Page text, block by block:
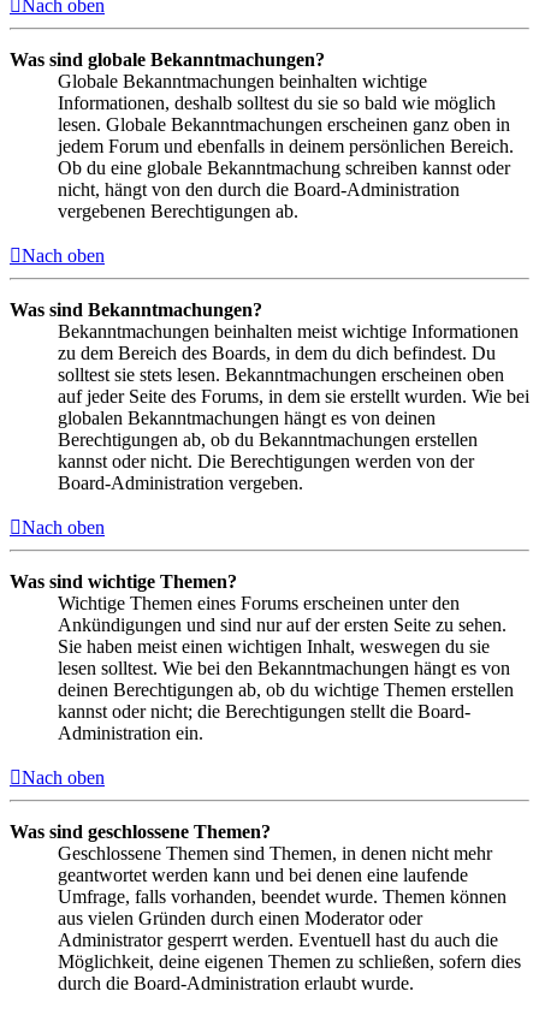
Nach oben
Was sind globale Bekanntmachungen?
Globale Bekanntmachungen beinhalten wichtige
Informationen, deshalb solltest du sie so bald wie möglich
lesen. Globale Bekanntmachungen erscheinen ganz oben in
jedem Forum und ebenfalls in deinem persönlichen Bereich.
Ob du eine globale Bekanntmachung schreiben kannst oder
nicht, hängt von den durch die Board-Administration
vergebenen Berechtigungen ab.
Nach oben
Was sind Bekanntmachungen?
Bekanntmachungen beinhalten meist wichtige Informationen
zu dem Bereich des Boards, in dem du dich befindest. Du
solltest sie stets lesen. Bekanntmachungen erscheinen oben
auf jeder Seite des Forums, in dem sie erstellt wurden. Wie bei
globalen Bekanntmachungen hängt es von deinen
Berechtigungen ab, ob du Bekanntmachungen erstellen
kannst oder nicht. Die Berechtigungen werden von der
Board-Administration vergeben.
Nach oben
Was sind wichtige Themen?
Wichtige Themen eines Forums erscheinen unter den
Ankündigungen und sind nur auf der ersten Seite zu sehen.
Sie haben meist einen wichtigen Inhalt, weswegen du sie
lesen solltest. Wie bei den Bekanntmachungen hängt es von
deinen Berechtigungen ab, ob du wichtige Themen erstellen
kannst oder nicht; die Berechtigungen stellt die Board-
Administration ein.
Nach oben
Was sind geschlossene Themen?
Geschlossene Themen sind Themen, in denen nicht mehr
geantwortet werden kann und bei denen eine laufende
Umfrage, falls vorhanden, beendet wurde. Themen können
aus vielen Gründen durch einen Moderator oder
Administrator gesperrt werden. Eventuell hast du auch die
Möglichkeit, deine eigenen Themen zu schließen, sofern dies
durch die Board-Administration erlaubt wurde.